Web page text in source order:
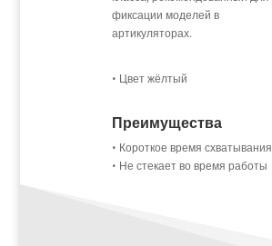
фиксации моделей в
артикуляторах.
• Цвет жёлтый
Преимущества
• Короткое время схватывания
• Не стекает во время работы